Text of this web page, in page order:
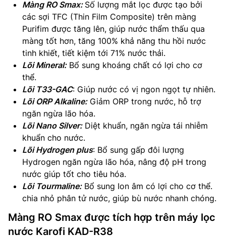
Màng RO Smax: Số lượng mắt lọc được tạo bởi
các sợi TFC (Thin Film Composite) trên màng
Purifim được tăng lên, giúp nước thẩm thấu qua
màng tốt hơn, tăng 100% khả năng thu hồi nước
tinh khiết, tiết kiệm tới 71% nước thải.
Lõi Mineral:Bổ sung khoáng chất có lợi cho cơ
thể.
Lõi T33-GAC: Giúp nước có vị ngon ngọt tự nhiên.
Lõi ORP Alkaline:Giảm ORP trong nước, hỗ trợ
ngăn ngừa lão hóa.
Lõi Nano Silver:Diệt khuẩn, ngăn ngừa tái nhiễm
khuẩn cho nước.
Lõi Hydrogen plus: Bổ sung gấp đôi lượng
Hydrogen ngăn ngừa lão hóa, nâng độ pH trong
nước giúp tốt cho tiêu hóa.
Lõi Tourmaline:Bổ sung Ion âm có lợi cho cơ thể.
chia nhỏ phân tử nước, giúp bù nước nhanh chóng.
Màng RO Smax được tích hợp trên máy lọc
nước Karofi KAD-R38